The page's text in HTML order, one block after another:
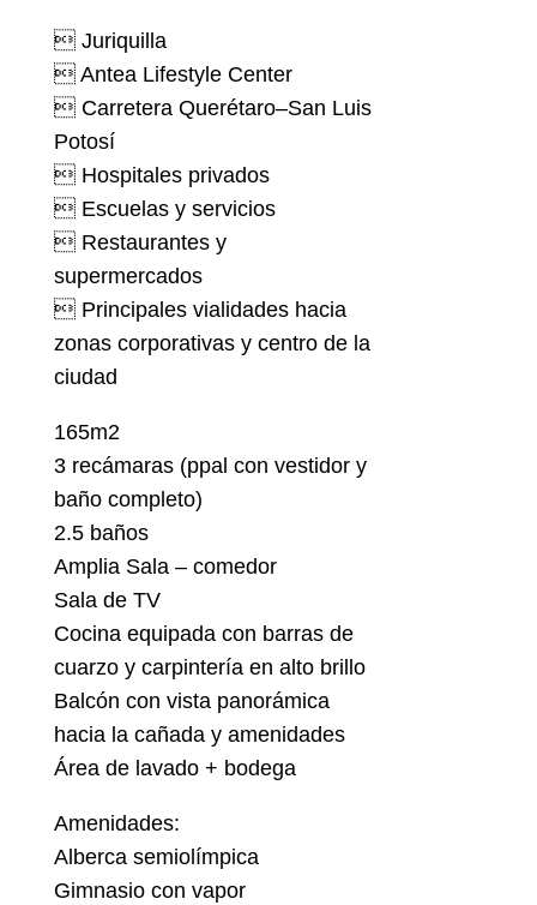
 Juriquilla
 Antea Lifestyle Center
 Carretera Querétaro–San Luis
Potosí
 Hospitales privados
 Escuelas y servicios
 Restaurantes y
supermercados
 Principales vialidades hacia
zonas corporativas y centro de la
ciudad
165m2
3 recámaras (ppal con vestidor y
baño completo)
2.5 baños
Amplia Sala – comedor
Sala de TV
Cocina equipada con barras de
cuarzo y carpintería en alto brillo
Balcón con vista panorámica
hacia la cañada y amenidades
Área de lavado + bodega
Amenidades:
Alberca semiolímpica
Gimnasio con vapor